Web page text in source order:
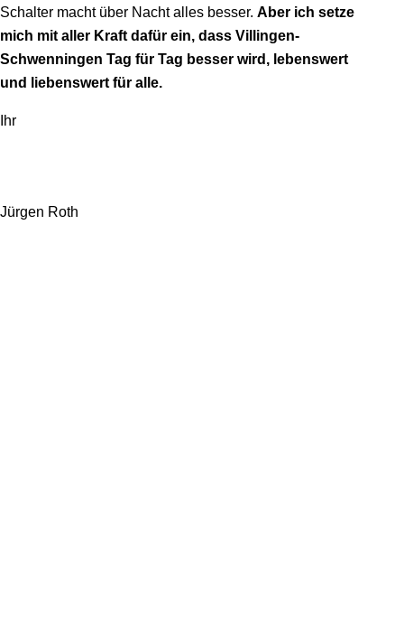
Schalter macht über Nacht alles besser. Aber ich setze
mich mit aller Kraft dafür ein, dass Villingen-
Schwenningen Tag für Tag besser wird, lebenswert
und liebenswert für alle.
Ihr
Jürgen Roth